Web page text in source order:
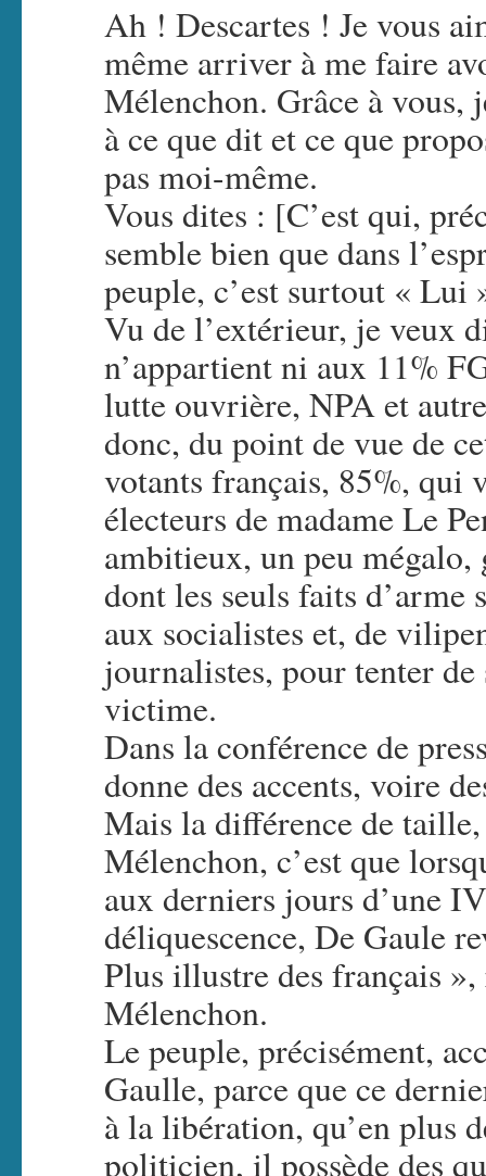
Ah ! Descartes ! Je vous
même arriver à me faire
Mélenchon. Grâce à vous,
à ce que dit et ce que
pas moi-même.
Vous dites : [C’est qui,
semble bien que dans
peuple, c’est surtout « Lui
Vu de l’extérieur, je veux
n’appartient ni aux 11%
lutte ouvrière, NPA et
donc, du point de vue de
votants français, 85%, qui
électeurs de madame Le
ambitieux, un peu
dont les seuls faits d’arme
aux socialistes et, de
journalistes, pour tenter
victime.
Dans la conférence de
donne des accents, voire
Mais la différence de
Mélenchon, c’est que
aux derniers jours d’une
déliquescence, De Gaule
Plus illustre des français
Mélenchon.
Le peuple, précisément,
Gaulle, parce que ce
à la libération, qu’en plus
politicien, il possède des